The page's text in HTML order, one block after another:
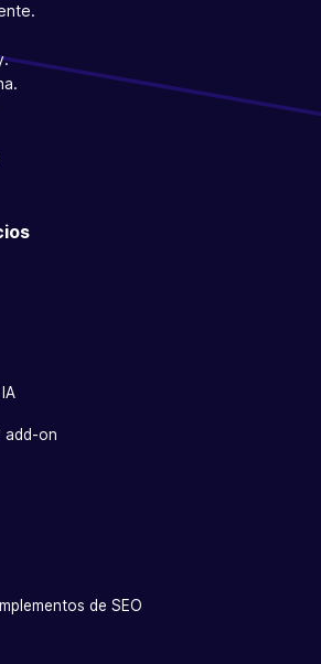
en GitHuben GitHub
add-on
de SEO